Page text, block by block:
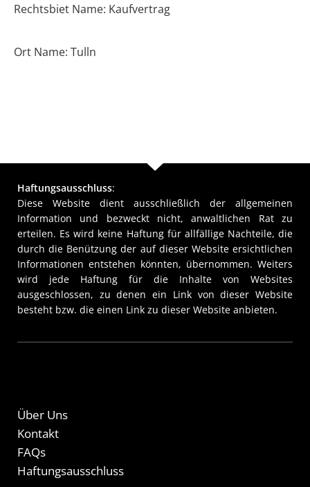
Rechtsbiet Name: Kaufvertrag
Ort Name: Tulln
Haftungsausschluss:
Diese Website dient ausschließlich der allgemeinen
Information und bezweckt nicht, anwaltlichen Rat zu
erteilen. Es wird keine Haftung für allfällige Nachteile, die
durch die Benützung der auf dieser Website ersichtlichen
Informationen entstehen könnten, übernommen. Weiters
wird jede Haftung für die Inhalte von Websites
ausgeschlossen, zu denen ein Link von dieser Website
besteht bzw. die einen Link zu dieser Website anbieten.
Über Uns
Kontakt
FAQs
Haftungsausschluss